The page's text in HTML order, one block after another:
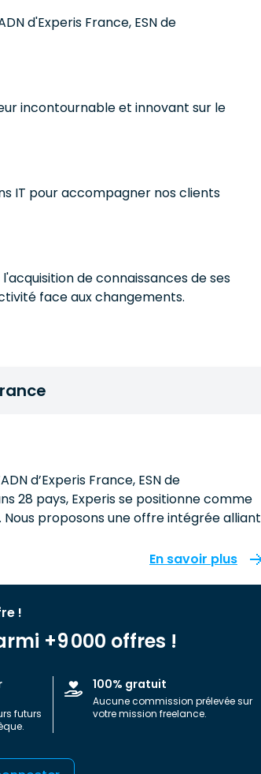
d'Experis France, ESN de
incontournable et innovant sur le
IT pour accompagner nos clients
de connaissances de ses
face aux changements.
d’Experis France, ESN de
28 pays, Experis se positionne comme
proposons une offre intégrée alliant
En savoir plus
!
+9 000 offres !
futurs
100% gratuit
Aucune commission prélevée sur
votre mission freelance.